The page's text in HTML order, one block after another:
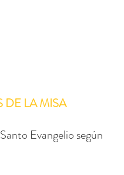
DE LA MISA
Evangelio según